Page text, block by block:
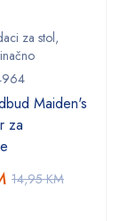
za stol,
Maiden's
za
14,95KM